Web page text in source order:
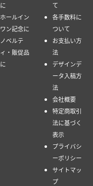
に
ホールイン
ワン記念に
ノベルテ
ィ・販促品
に
て
各手数料に
ついて
お支払い方
法
デザインデ
ータ入稿方
法
会社概要
特定商取引
法に基づく
表示
プライバシ
ーポリシー
サイトマッ
プ